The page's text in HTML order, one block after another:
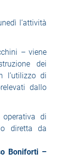
l’attività
– viene
dei
l’utilizzo di
dallo
operativa di
diretta da
Boniforti –